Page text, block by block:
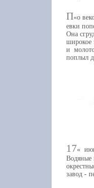
П о
евки
Она
широкое
и
поплыл
17
Водяные
завод -